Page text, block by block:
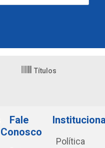
Títulos
Fale
Conosco
Política